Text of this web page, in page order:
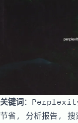
关键词：
节省, 分析报告, 搜